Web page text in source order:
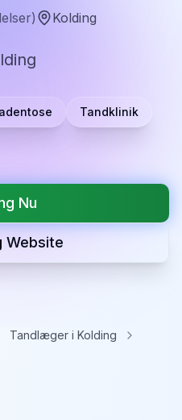
Kolding
Tandklinik
Nu
Website
Tandlæger i Kolding